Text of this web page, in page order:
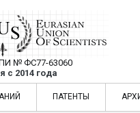
—
№ ФС77-63060
с 2014 года
научных статей в
ПАТЕНТЫ